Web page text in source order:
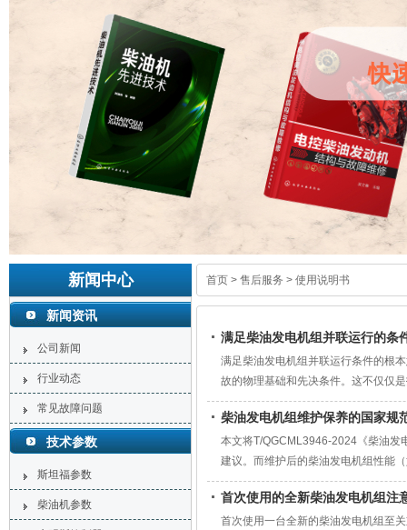
新闻中心
新闻资讯
公司新闻
行业动态
常见故障问题
技术参数
斯坦福参数
柴油机参数
首页 > 售后服务 > 使用说明书
满足柴油发电机组并联运行的条
满足柴油发电机组并联运行条件的根
故的物理基础和先决条件。这不仅仅
电力系统的重要组成部分，特别适用
柴油发电机组维护保养的国家规
本文将T/QGCML3946-2024《柴油发
建议。而维护后的柴油发电机组性能
商提供的使用和维护保养说明书是首
首次使用的全新柴油发电机组注
首次使用一台全新的柴油发电机组至